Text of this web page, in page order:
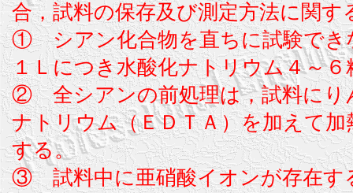
合，試料の保存及び測定方法に関
① シアン化合物を直ちに試験でき
１Ｌにつき水酸化ナトリウム４～
② 全シアンの前処理は，試料にり
ナトリウム（ＥＤＴＡ）を加えて
する。
③ 試料中に亜硝酸イオンが存在す